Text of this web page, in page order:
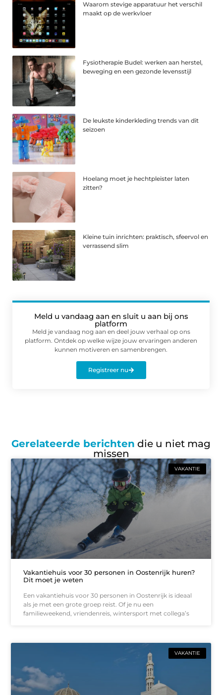
Waarom stevige apparatuur het verschil
maakt op de werkvloer
Fysiotherapie Budel: werken aan herstel,
beweging en een gezonde levensstijl
De leukste kinderkleding trends van dit
seizoen
Hoelang moet je hechtpleister laten
zitten?
Kleine tuin inrichten: praktisch, sfeervol en
verrassend slim
Meld u vandaag aan en sluit u aan bij ons
platform
Meld je vandaag nog aan en deel jouw verhaal op ons
platform. Ontdek op welke wijze jouw ervaringen anderen
kunnen motiveren en samenbrengen.
Registreer nu
Gerelateerde berichten die u niet mag
missen
VAKANTIE
Vakantiehuis voor 30 personen in Oostenrijk huren?
Dit moet je weten
Een vakantiehuis voor 30 personen in Oostenrijk is ideaal
als je met een grote groep reist. Of je nu een
familieweekend, vriendenreis, wintersport met collega’s
VAKANTIE